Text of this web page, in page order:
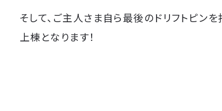
そして、ご主人さま自ら最後のドリフトピン
上棟となります！